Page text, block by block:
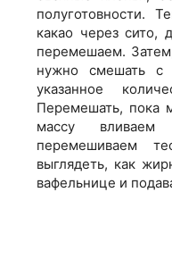
полуготовности.
какао через сито,
перемешаем.
нужно смешать с
указанное
Перемешать, пока
массу
перемешиваем
выглядеть, как
вафельнице и